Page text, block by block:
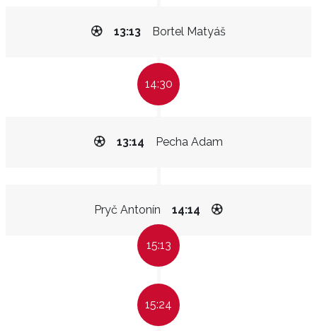
Bortel Matyáš
13:13
14:30
Pecha Adam
13:14
Pryč Antonín 14:14
15:13
15:24